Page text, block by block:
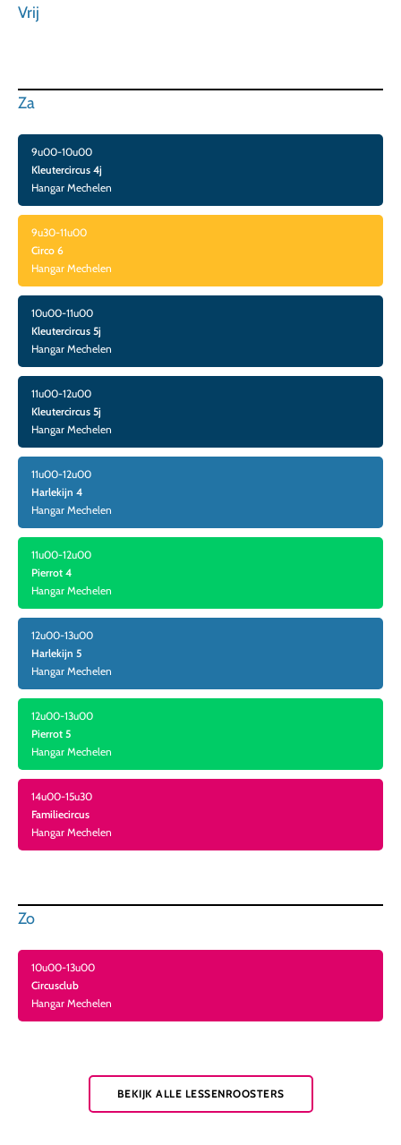
Vrij
Za
9u00-10u00
Kleutercircus 4j
Hangar Mechelen
9u30-11u00
Circo 6
Hangar Mechelen
10u00-11u00
Kleutercircus 5j
Hangar Mechelen
11u00-12u00
Kleutercircus 5j
Hangar Mechelen
11u00-12u00
Harlekijn 4
Hangar Mechelen
11u00-12u00
Pierrot 4
Hangar Mechelen
12u00-13u00
Harlekijn 5
Hangar Mechelen
12u00-13u00
Pierrot 5
Hangar Mechelen
14u00-15u30
Familiecircus
Hangar Mechelen
Zo
10u00-13u00
Circusclub
Hangar Mechelen
BEKIJK ALLE LESSENROOSTERS